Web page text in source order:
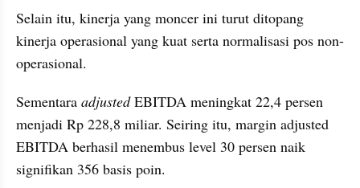
Selain itu, kinerja yang moncer ini turut ditopang
kinerja operasional yang kuat serta normalisasi pos non-
operasional.
Sementara adjusted EBITDA meningkat 22,4 persen
menjadi Rp 228,8 miliar. Seiring itu, margin adjusted
EBITDA berhasil menembus level 30 persen naik
signifikan 356 basis poin.